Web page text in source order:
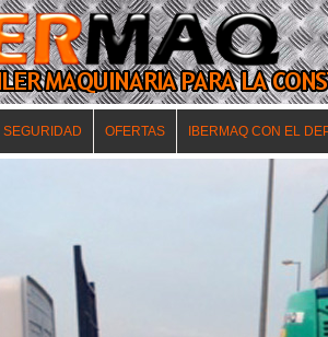
SEGURIDAD OFERTAS IBERMAQ CON EL